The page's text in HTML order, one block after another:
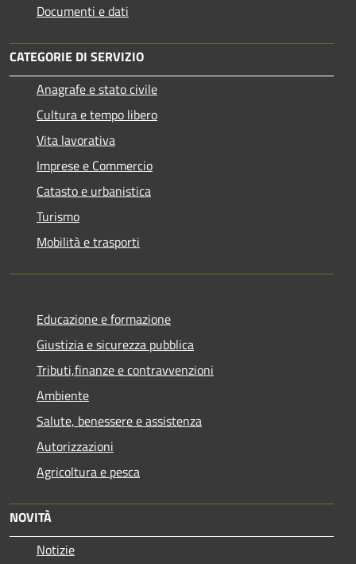
Documenti e dati
CATEGORIE DI SERVIZIO
Anagrafe e stato civile
Cultura e tempo libero
Vita lavorativa
Imprese e Commercio
Catasto e urbanistica
Turismo
Mobilità e trasporti
Educazione e formazione
Giustizia e sicurezza pubblica
Tributi,finanze e contravvenzioni
Ambiente
Salute, benessere e assistenza
Autorizzazioni
Agricoltura e pesca
NOVITÀ
Notizie